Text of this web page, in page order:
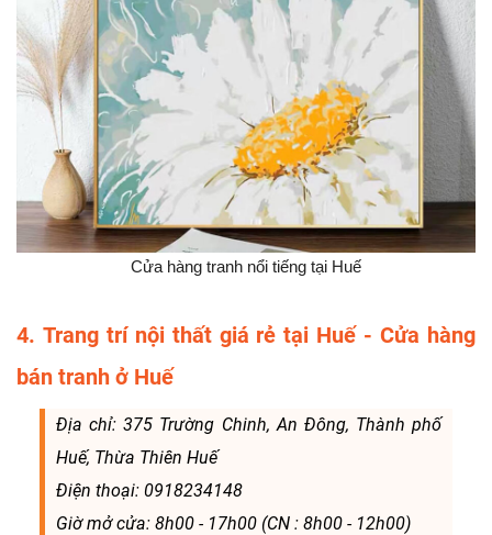
Cửa hàng tranh nổi tiếng tại Huế
4. Trang trí nội thất giá rẻ tại Huế - Cửa hàng
bán tranh ở Huế
Địa chỉ: 375 Trường Chinh, An Đông, Thành phố
Huế, Thừa Thiên Huế
Điện thoại: 0918234148
Giờ mở cửa: 8h00 - 17h00 (CN : 8h00 - 12h00)